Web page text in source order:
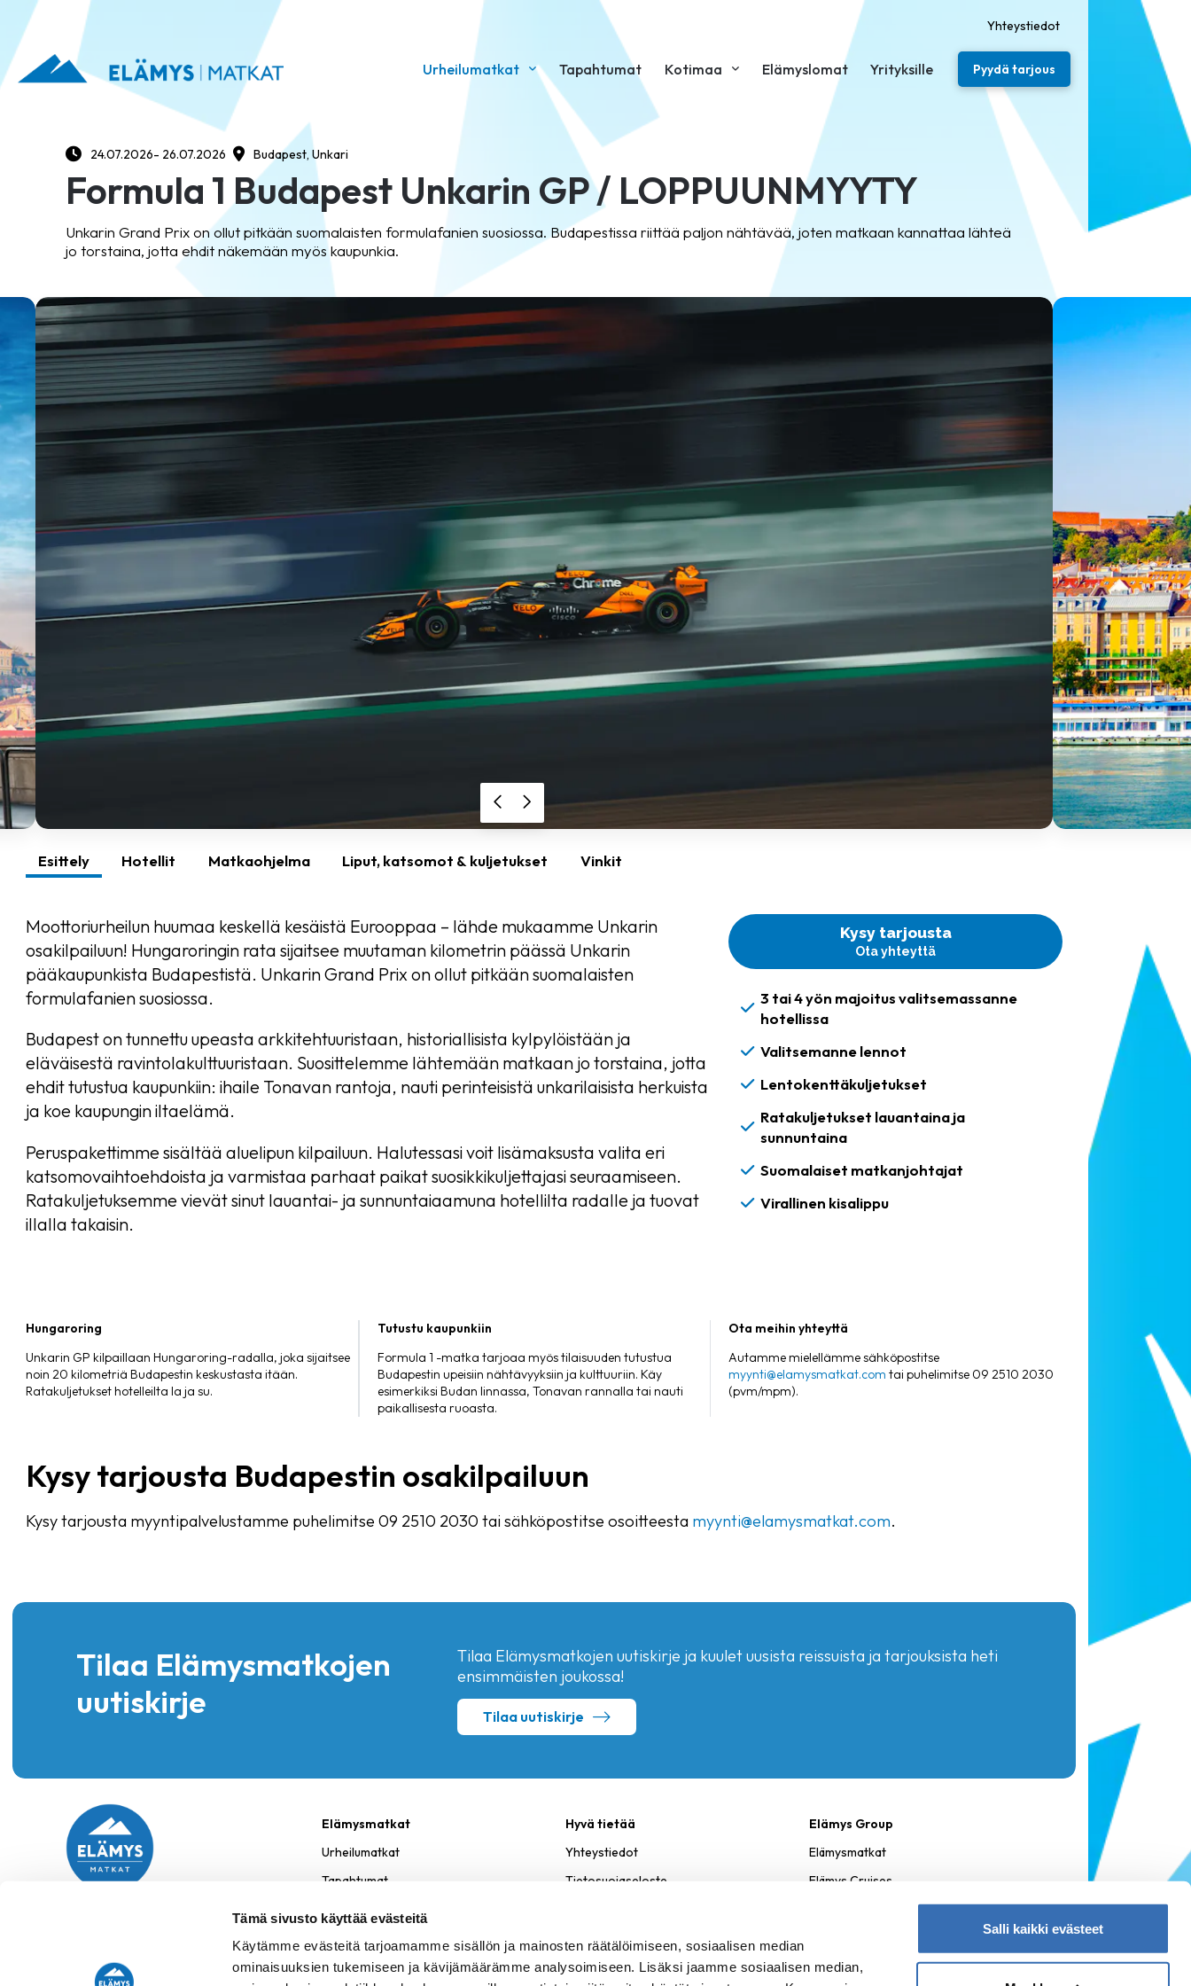
Tämä sivusto käyttää evästeitä
Käytämme evästeitä tarjoamamme sisällön ja mainosten räätälöimiseen, sosiaalisen median
ominaisuuksien tukemiseen ja kävijämäärämme analysoimiseen. Lisäksi jaamme sosiaalisen median,
Salli kaikki evästeet
Yhteystiedot
Urheilumatkat Tapahtumat Kotimaa Elämyslomat Yrityksille Pyydä tarjous
24.07.2026- 26.07.2026 Budapest, Unkari
Formula 1 Budapest Unkarin GP / LOPPUUNMYYTY
Unkarin Grand Prix on ollut pitkään suomalaisten formulafanien suosiossa. Budapestissa riittää paljon nähtävää, joten matkaan kannattaa lähteä
jo torstaina, jotta ehdit näkemään myös kaupunkia.
Esittely Hotellit Matkaohjelma Liput, katsomot & kuljetukset Vinkit
Moottoriurheilun huumaa keskellä kesäistä Eurooppaa – lähde mukaamme Unkarin
osakilpailuun! Hungaroringin rata sijaitsee muutaman kilometrin päässä Unkarin
pääkaupunkista Budapestistä. Unkarin Grand Prix on ollut pitkään suomalaisten
formulafanien suosiossa.
Budapest on tunnettu upeasta arkkitehtuuristaan, historiallisista kylpylöistään ja
eläväisestä ravintolakulttuuristaan. Suosittelemme lähtemään matkaan jo torstaina, jotta
ehdit tutustua kaupunkiin: ihaile Tonavan rantoja, nauti perinteisistä unkarilaisista herkuista
ja koe kaupungin iltaelämä.
Peruspakettimme sisältää aluelipun kilpailuun. Halutessasi voit lisämaksusta valita eri
katsomovaihtoehdoista ja varmistaa parhaat paikat suosikkikuljettajasi seuraamiseen.
Ratakuljetuksemme vievät sinut lauantai- ja sunnuntaiaamuna hotellilta radalle ja tuovat
illalla takaisin.
Kysy tarjousta
Ota yhteyttä
3 tai 4 yön majoitus valitsemassanne
hotellissa
Valitsemanne lennot
Lentokenttäkuljetukset
Ratakuljetukset lauantaina ja
sunnuntaina
Suomalaiset matkanjohtajat
Virallinen kisalippu
Hungaroring
Unkarin GP kilpaillaan Hungaroring-radalla, joka sijaitsee
noin 20 kilometriä Budapestin keskustasta itään.
Ratakuljetukset hotelleilta la ja su.
Tutustu kaupunkiin
Formula 1 -matka tarjoaa myös tilaisuuden tutustua
Budapestin upeisiin nähtävyyksiin ja kulttuuriin. Käy
esimerkiksi Budan linnassa, Tonavan rannalla tai nauti
paikallisesta ruoasta.
Ota meihin yhteyttä
Autamme mielellämme sähköpostitse
myynti@elamysmatkat.com tai puhelimitse 09 2510 2030
(pvm/mpm).
Kysy tarjousta Budapestin osakilpailuun
Kysy tarjousta myyntipalvelustamme puhelimitse 09 2510 2030 tai sähköpostitse osoitteesta myynti@elamysmatkat.com.
Tilaa Elämysmatkojen
uutiskirje
Tilaa Elämysmatkojen uutiskirje ja kuulet uusista reissuista ja tarjouksista heti
ensimmäisten joukossa!
Tilaa uutiskirje
myynti@elamysmatkat.com
Elämysmatkat
Urheilumatkat
Tapahtumat
Yrityksille
Pyydä tarjous
Hyvä tietää
Yhteystiedot
Tietosuojaseloste
Elämys Group
Elämysmatkat
Elämys Cruises
Matkapojat